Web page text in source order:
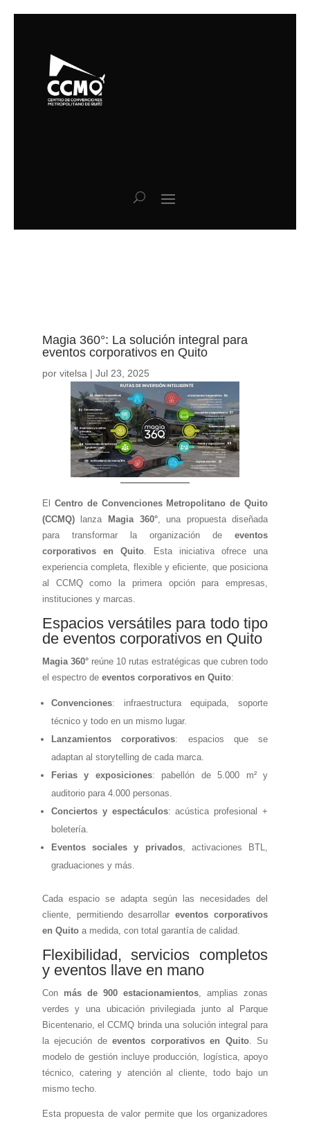
Magia 360°: La solución integral para
eventos corporativos en Quito
por vitelsa | Jul 23, 2025
El Centro de Convenciones Metropolitano de Quito
(CCMQ)lanza Magia 360°, una propuesta diseñada
para transformar la organización deeventos
corporativos en Quito. Esta iniciativa ofrece una
experiencia completa, flexible y eficiente, que posiciona
al CCMQ como la primera opción para empresas,
instituciones y marcas.
Espacios versátiles para todo tipo
de eventos corporativos en Quito
Magia 360°reúne 10 rutas estratégicas que cubren todo
el espectro de eventos corporativos en Quito:
Convenciones: infraestructura equipada, soporte
técnico y todo en un mismo lugar.
Lanzamientos corporativos: espacios que se
adaptan al storytelling de cada marca.
Ferias y exposiciones: pabellón de 5.000 m² y
auditorio para 4.000 personas.
Conciertos y espectáculos: acústica profesional +
boletería.
Eventos sociales y privados, activaciones BTL,
graduaciones y más.
Cada espacio se adapta según las necesidades del
cliente, permitiendo desarrollareventos corporativos
en Quitoa medida, con total garantía de calidad.
Flexibilidad, servicios completos
y eventos llave en mano
Con más de 900 estacionamientos , amplias zonas
verdes y una ubicación privilegiada junto al Parque
Bicentenario, el CCMQ brinda una solución integral para
la ejecución deeventos corporativos en Quito. Su
modelo de gestión incluye producción, logística, apoyo
técnico, catering y atención al cliente, todo bajo un
mismo techo.
Esta propuesta de valor permite que los organizadores